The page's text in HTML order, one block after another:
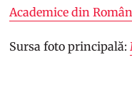
Academice din
Sursa foto principală: